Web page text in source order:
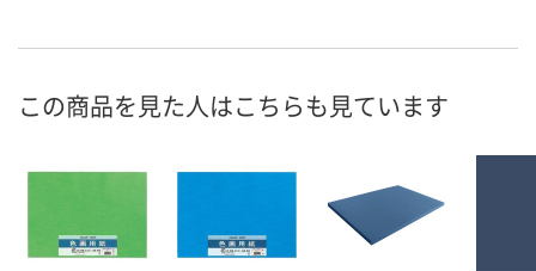
この商品を見た人はこちらも見ています